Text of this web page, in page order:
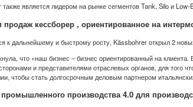
является лидером на рынке сегментов Tank, Silo и Low-
продаж кессборер , ориентированное на
к дальнейшему и быстрому росту, Kässbohrer открыл 2
что «наш бизнес – бизнес ориентированный на
и представителями отраслевых органов, для
чтобы стать долгосрочным деловым партнером
производства 4.0 для